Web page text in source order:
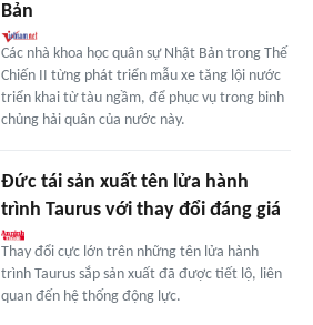
Bản
Các nhà khoa học quân sự Nhật Bản trong Thế
Chiến II từng phát triển mẫu xe tăng lội nước
triển khai từ tàu ngầm, để phục vụ trong binh
chủng hải quân của nước này.
Đức tái sản xuất tên lửa hành
trình Taurus với thay đổi đáng giá
Thay đổi cực lớn trên những tên lửa hành
trình Taurus sắp sản xuất đã được tiết lộ, liên
quan đến hệ thống động lực.